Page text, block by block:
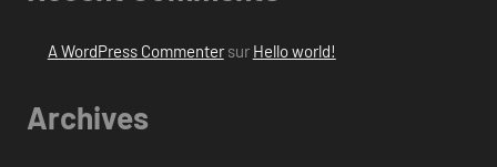
A WordPress Commentersur Hello world!
Archives